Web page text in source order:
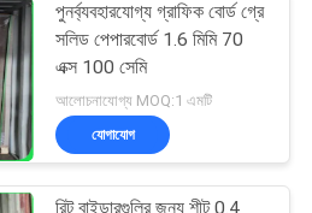
পুনর্ব্যবহারযোগ্য গ্রাফিক বোর্ড গ্রে
সলিড পেপারবোর্ড 1.6 মিমি 70
এক্স 100 সেমি
আলোচনাযোগ্য MOQ:1 এমটি
যোগাযোগ
রিট বাইন্ডারগুলির জন্য শীট 0.4